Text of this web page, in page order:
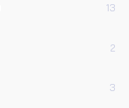
13
2
3